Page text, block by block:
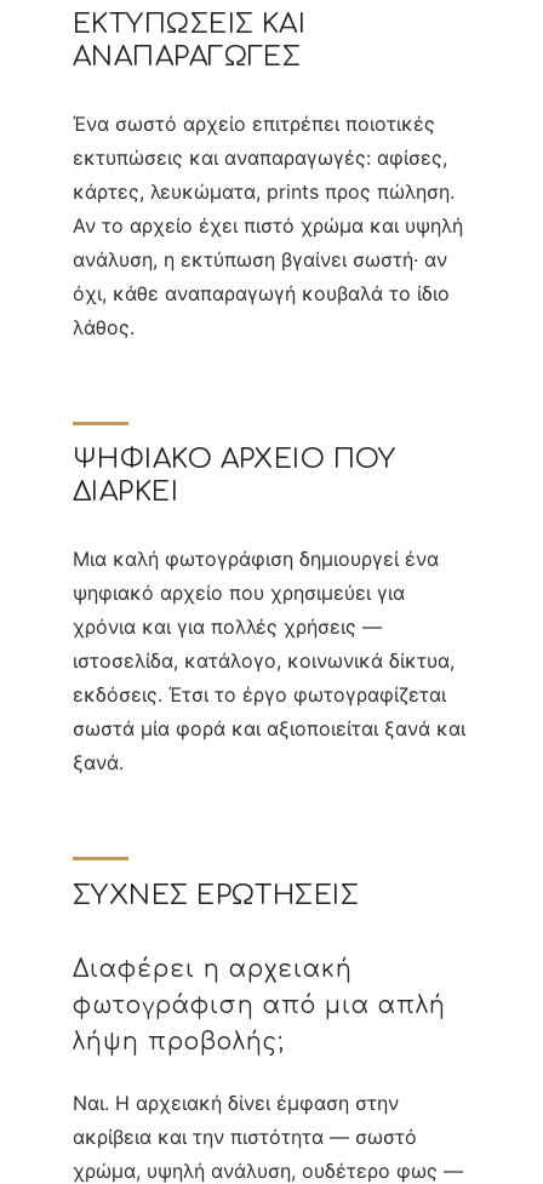
ΕΚΤΥΠΏΣΕΙΣ ΚΑΙ
ΑΝΑΠΑΡΑΓΩΓΈΣ
Ένα σωστό αρχείο επιτρέπει ποιοτικές
εκτυπώσεις και αναπαραγωγές: αφίσες,
κάρτες, λευκώματα, prints προς πώληση.
Αν το αρχείο έχει πιστό χρώμα και υψηλή
ανάλυση, η εκτύπωση βγαίνει σωστή· αν
όχι, κάθε αναπαραγωγή κουβαλά το ίδιο
λάθος.
ΨΗΦΙΑΚΌ ΑΡΧΕΊΟ ΠΟΥ
ΔΙΑΡΚΕΊ
Μια καλή φωτογράφιση δημιουργεί ένα
ψηφιακό αρχείο που χρησιμεύει για
χρόνια και για πολλές χρήσεις —
ιστοσελίδα, κατάλογο, κοινωνικά δίκτυα,
εκδόσεις. Έτσι το έργο φωτογραφίζεται
σωστά μία φορά και αξιοποιείται ξανά και
ξανά.
ΣΥΧΝΈΣ ΕΡΩΤΉΣΕΙΣ
Διαφέρει η αρχειακή
φωτογράφιση από μια απλή
λήψη προβολής;
Ναι. Η αρχειακή δίνει έμφαση στην
ακρίβεια και την πιστότητα — σωστό
χρώμα, υψηλή ανάλυση, ουδέτερο φως —